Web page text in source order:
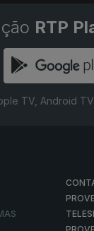
RTP
TV, Android